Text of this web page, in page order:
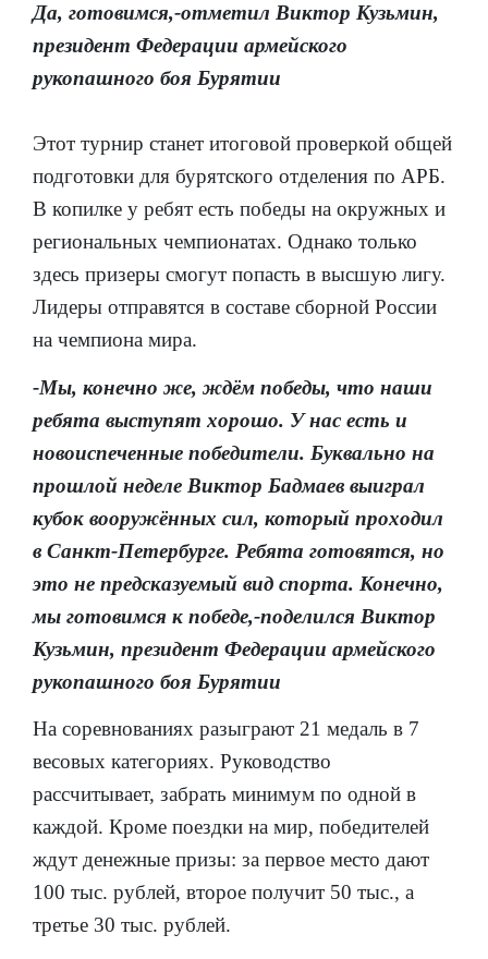
Да, готовимся,-отметил Виктор Кузьмин,
президент Федерации армейского
рукопашного боя Бурятии
Этот турнир станет итоговой проверкой общей
подготовки для бурятского отделения по АРБ.
В копилке у ребят есть победы на окружных и
региональных чемпионатах. Однако только
здесь призеры смогут попасть в высшую лигу.
Лидеры отправятся в составе сборной России
на чемпиона мира.
-Мы, конечно же, ждём победы, что наши
ребята выступят хорошо. У нас есть и
новоиспеченные победители. Буквально на
прошлой неделе Виктор Бадмаев выиграл
кубок вооружённых сил, который проходил
в Санкт-Петербурге. Ребята готовятся, но
это не предсказуемый вид спорта. Конечно,
мы готовимся к победе,-поделился Виктор
Кузьмин, президент Федерации армейского
рукопашного боя Бурятии
На соревнованиях разыграют 21 медаль в 7
весовых категориях. Руководство
рассчитывает, забрать минимум по одной в
каждой. Кроме поездки на мир, победителей
ждут денежные призы: за первое место дают
100 тыс. рублей, второе получит 50 тыс., а
третье 30 тыс. рублей.